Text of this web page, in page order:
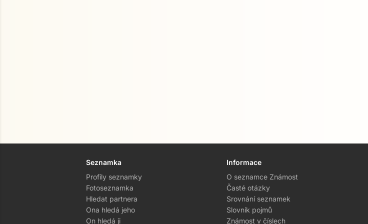
Seznamka
Profily seznamky
Fotoseznamka
Hledat partnera
Ona hledá jeho
On hledá ji
Informace
O seznamce Známost
Časté otázky
Srovnání seznamek
Slovník pojmů
Známost v číslech